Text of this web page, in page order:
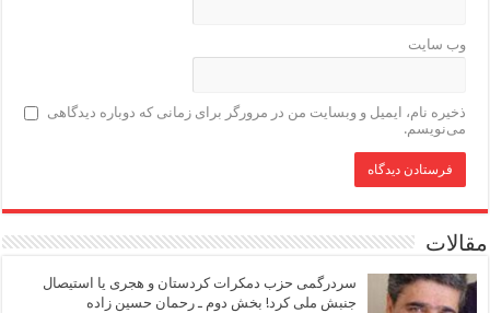
وب‌ سایت
ذخیره نام، ایمیل و وبسایت من در مرورگر برای زمانی که دوباره دیدگاهی
می‌نویسم.
مقالات
سردرگمی حزب دمکرات کردستان و هجری یا استیصال
جنبش ملی کرد! بخش دوم ـ رحمان حسین زاده